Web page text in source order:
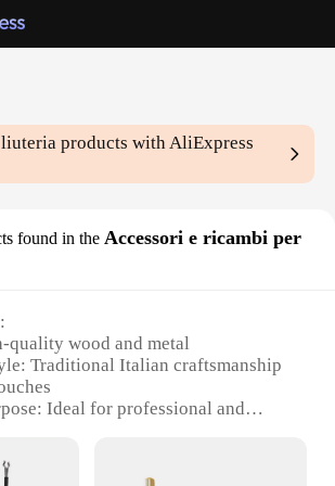
liuteria products with AliExpress
found in the Accessori e ricambi per
quality wood and metal
Traditional Italian craftsmanship
Ideal for professional and
Property: Enhanced acoustics and